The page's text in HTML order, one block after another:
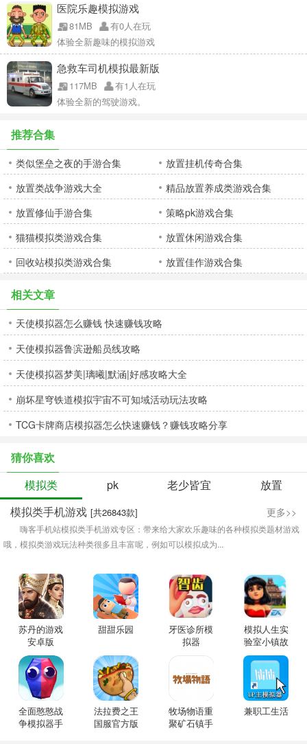
医院乐趣模拟游戏
81MB
有0人在玩
体验全新趣味的模拟游戏
急救车司机模拟最新版
117MB
有1人在玩
体验全新的驾驶游戏。
推荐合集
类似堡垒之夜的手游合集
放置挂机传奇合集
放置类战争游戏大全
精品放置养成类游戏合集
放置修仙手游合集
策略pk游戏合集
猫猫模拟类游戏合集
放置休闲游戏合集
回收站模拟类游戏合集
放置佳作游戏合集
相关文章
天使模拟器怎么赚钱 快速赚钱攻略
天使模拟器鲁滨逊船员线攻略
天使模拟器梦美|璃曦|默涵|好感攻略大全
崩坏星穹铁道模拟宇宙不可知域活动玩法攻略
TCG卡牌商店模拟器怎么快速赚钱？赚钱攻略分享
猜你喜欢
模拟类
pk 老少皆宜
放置
模拟类手机游戏 [共26843款] 更多>>
嗨客手机站模拟类手机游戏专区：带来给大家欢乐趣味的各种模拟类题材游戏
哦，模拟类游戏玩法种类很多且丰富呢，例如可以模拟成为...
苏丹的游戏
安卓版
甜甜乐园
牙医诊所模
拟器
模拟人生实
验室小镇故
事
全面憨憨战
争模拟器手
法拉费之王
国服官方版
牧场物语重
聚矿石镇手
兼职工生活